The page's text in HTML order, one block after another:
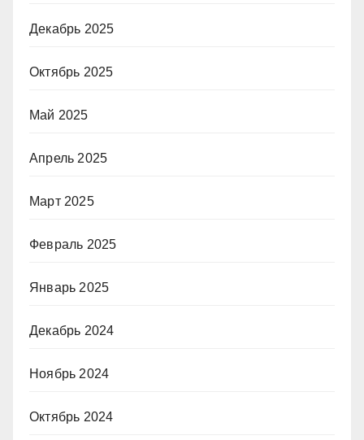
Декабрь 2025
Октябрь 2025
Май 2025
Апрель 2025
Март 2025
Февраль 2025
Январь 2025
Декабрь 2024
Ноябрь 2024
Октябрь 2024